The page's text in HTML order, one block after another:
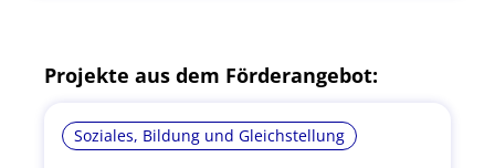
Projekte aus dem Förderangebot:
Soziales, Bildung und Gleichstellung